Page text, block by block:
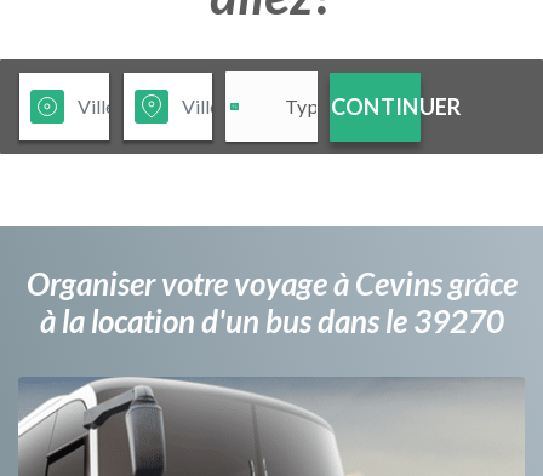
CONTINUER
Organiser votre voyage à Cevins grâce
à la location d'un bus dans le 39270